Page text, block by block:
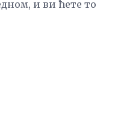
и ви ћете то